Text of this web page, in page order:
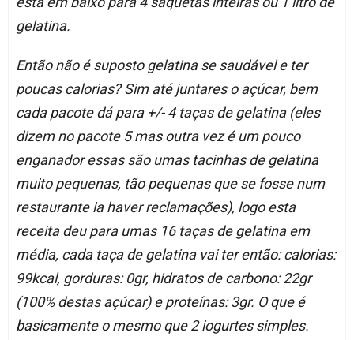
gelatina.
Então não é suposto gelatina se saudável e ter
poucas calorias? Sim até juntares o açúcar, bem
cada pacote dá para +/- 4 taças de gelatina (eles
dizem no pacote 5 mas outra vez é um pouco
enganador essas são umas tacinhas de gelatina
muito pequenas, tão pequenas que se fosse num
restaurante ia haver reclamações), logo esta
receita deu para umas 16 taças de gelatina em
média, cada taça de gelatina vai ter então: calorias:
99kcal, gorduras: 0gr, hidratos de carbono: 22gr
(100% destas açúcar) e proteínas: 3gr. O que é
basicamente o mesmo que 2 iogurtes simples.